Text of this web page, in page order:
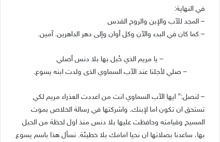
في النهاية:
– المجد للآب والإبن والروح القدس
– كما كان في البدء والآن وكل أوان وإلى دهر الداهرين. آمين.
– يا مريم الذي حُبل بها بلا دنس أصلي
– صلي لأجلنا عند الآب السماوي الذى ولدت ابنه يسوع.
– لنصل:” ايها الآب السماوي انت من اعددت العذراء مريم لكي
تستحق ان تكون اما لإبنك. واشركتها في رسالة الخلاص بموت
المسيح وقيامته وحافظت عليها بلا دنس منذ اول لحظة من الحبل
بها، ساعدنا بصلاتها ان نحيا امامك بلا خطيئة. نسأل هذا باسم يسوع